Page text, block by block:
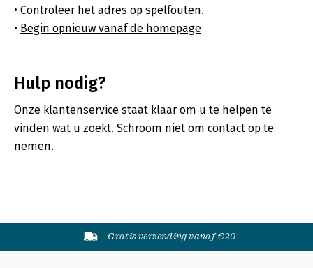
Controleer het adres op spelfouten.
Begin opnieuw vanaf de homepage
Hulp nodig?
Onze klantenservice staat klaar om u te helpen te
vinden wat u zoekt. Schroom niet om contact op te
nemen.
Gratis verzending vanaf €20